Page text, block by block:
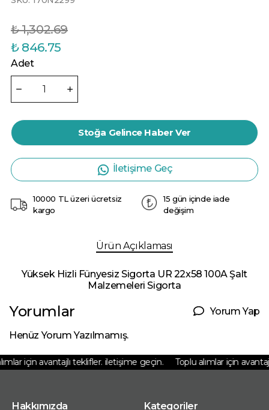
₺ 1,302.69
₺ 846.75
Adet
Stoğa Gelince Haber Ver
İletişime Geç
10000 TL üzeri ücretsiz
kargo
15 gün içinde iade
değişim
Ürün Açıklaması
Yüksek Hizli Fünyesiz Sigorta UR 22x58 100A Şalt
Malzemeleri Sigorta
Yorumlar Yorum Yap
Henüz Yorum Yazılmamış.
için avantajlı teklifler. iletişime geçin. Toplu alımlar için
Hakkımızda Kategoriler